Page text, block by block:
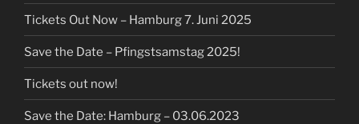
Tickets Out Now – Hamburg 7. Juni 2025
Save the Date – Pfingstsamstag 2025!
Tickets out now!
Save the Date: Hamburg – 03.06.2023